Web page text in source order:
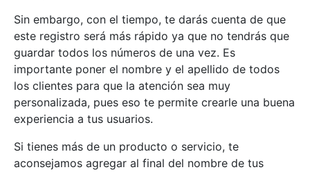
Sin embargo, con el tiempo, te darás cuenta de que
este registro será más rápido ya que no tendrás que
guardar todos los números de una vez. Es
importante poner el nombre y el apellido de todos
los clientes para que la atención sea muy
personalizada, pues eso te permite crearle una buena
experiencia a tus usuarios.
Si tienes más de un producto o servicio, te
aconsejamos agregar al final del nombre de tus